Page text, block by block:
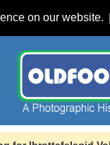
on our website.